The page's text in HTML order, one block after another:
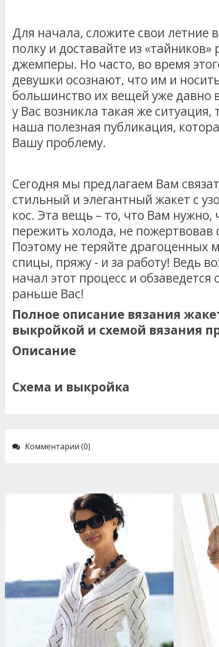
Для начала, сложите свои
полку и доставайте из
джемперы. Но часто, во время
девушки осознают, что им и
большинство их вещей уже
у Вас возникла такая же
наша полезная публикация,
Вашу проблему.
Сегодня мы предлагаем Вам
стильный и элегантный жакет с
кос. Эта вещь – то, что Вам нужно,
пережить холода, не
Поэтому не теряйте драгоценных
спицы, пряжу - и за работу! Ведь
начал этот процесс и
раньше Вас!
Полное описание вязания
выкройкой и схемой вязания
Описание
Схема и выкройка
Комментарии (0)